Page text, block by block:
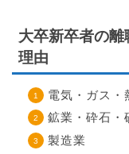
大卒新卒者の
理由
電気・ガス・
鉱業・砕石・
製造業